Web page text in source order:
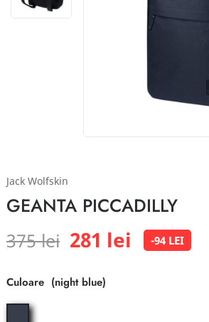
Jack Wolfskin
GEANTA PICCADILLY
375 lei 281 lei -94 LEI
Culoare
night